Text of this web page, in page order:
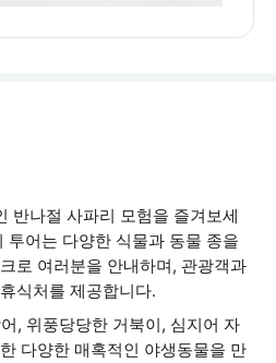
반나절 사파리 모험을 즐겨보세
투어는 다양한 식물과 동물 종을
로 여러분을 안내하며, 관광객과
식처를 제공합니다.
, 위풍당당한 거북이, 심지어 자
다양한 매혹적인 야생동물을 만